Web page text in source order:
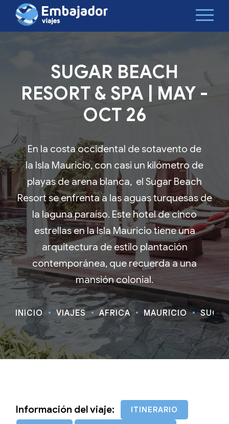
SUGAR BEACH
RESORT & SPA | MAY -
OCT 26
En la costa occidental de sotavento de
la Isla Mauricio, con casi un kilómetro de
playas de arena blanca, el Sugar Beach
Resort se enfrenta a las aguas turquesas de
la laguna paraíso. Este hotel de cinco
estrellas en la Isla Mauricio tiene una
arquitectura de estilo plantación
contemporánea, que recuerda a una
mansión colonial.
INICIO VIAJES ÁFRICA MAURICIO
Información del viaje: ITINERARIO